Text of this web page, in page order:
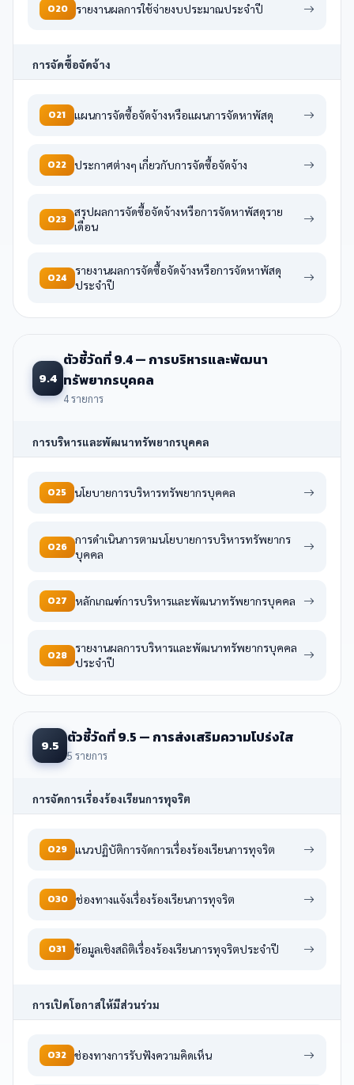
O20 รายงานผลการใช้จ่ายงบประมาณประจำปี
การจัดซื้อจัดจ้าง
O21 แผนการจัดซื้อจัดจ้างหรือแผนการจัดหาพัสดุ
O22 ประกาศต่างๆ เกี่ยวกับการจัดซื้อจัดจ้าง
O23
สรุปผลการจัดซื้อจัดจ้างหรือการจัดหาพัสดุราย
เดือน
O24
รายงานผลการจัดซื้อจัดจ้างหรือการจัดหาพัสดุ
ประจำปี
9.4
ตัวชี้วัดที่ 9.4 — การบริหารและพัฒนา
ทรัพยากรบุคคล
4 รายการ
การบริหารและพัฒนาทรัพยากรบุคคล
O25 นโยบายการบริหารทรัพยากรบุคคล
O26
การดำเนินการตามนโยบายการบริหารทรัพยากร
บุคคล
O27 หลักเกณฑ์การบริหารและพัฒนาทรัพยากรบุคคล
O28
รายงานผลการบริหารและพัฒนาทรัพยากรบุคคล
ประจำปี
9.5 ตัวชี้วัดที่ 9.5 — การส่งเสริมความโปร่งใส
5 รายการ
การจัดการเรื่องร้องเรียนการทุจริต
O29 แนวปฏิบัติการจัดการเรื่องร้องเรียนการทุจริต
O30 ช่องทางแจ้งเรื่องร้องเรียนการทุจริต
O31 ข้อมูลเชิงสถิติเรื่องร้องเรียนการทุจริตประจำปี
การเปิดโอกาสให้มีส่วนร่วม
O32 ช่องทางการรับฟังความคิดเห็น